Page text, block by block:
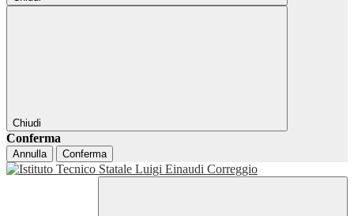
Chiudi
Conferma
Annulla Conferma